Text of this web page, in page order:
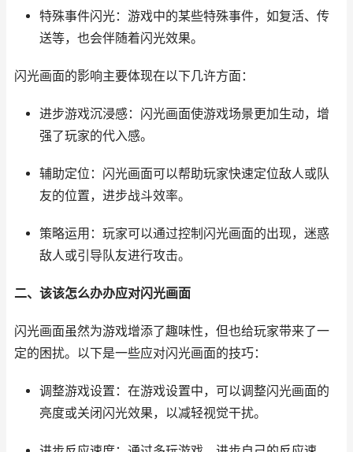
特殊事件闪光：游戏中的某些特殊事件，如复活、传
送等，也会伴随着闪光效果。
闪光画面的影响主要体现在以下几许方面：
进步游戏沉浸感：闪光画面使游戏场景更加生动，增
强了玩家的代入感。
辅助定位：闪光画面可以帮助玩家快速定位敌人或队
友的位置，进步战斗效率。
策略运用：玩家可以通过控制闪光画面的出现，迷惑
敌人或引导队友进行攻击。
二、该该怎么办办应对闪光画面
闪光画面虽然为游戏增添了趣味性，但也给玩家带来了一
定的困扰。以下是一些应对闪光画面的技巧：
调整游戏设置：在游戏设置中，可以调整闪光画面的
亮度或关闭闪光效果，以减轻视觉干扰。